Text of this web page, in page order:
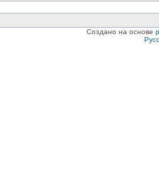
Создано на основе